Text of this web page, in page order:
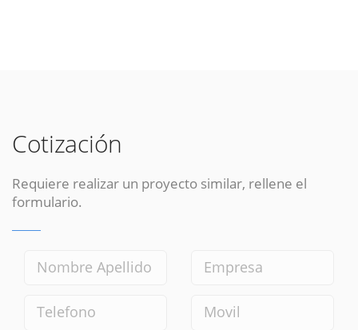
Cotización
Requiere realizar un proyecto similar, rellene el
formulario.